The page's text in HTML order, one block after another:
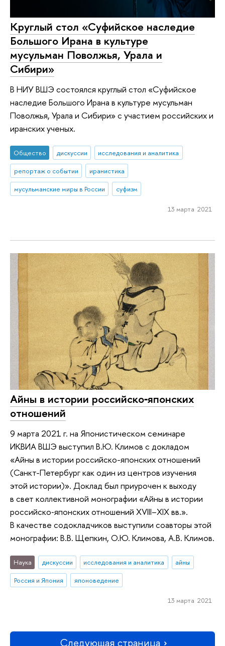
Круглый стол «Суфийское наследие
Большого Ирана в культуре
мусульман Поволжья, Урала и
Сибири»
В НИУ ВШЭ состоялся круглый стол «Суфийское
наследие Большого Ирана в культуре мусульман
Поволжья, Урала и Сибири» с участием российских и
иранских ученых.
Общество дискуссии
исследования и аналитика
репортаж о событии
иранистика
мусульманские миры в России
суфизм
13 марта 2021
Айны в истории российско‑японских
отношений
9 марта 2021 г. на Японистическом семинаре
ИКВИА ВШЭ выступил В.Ю. Климов с докладом
«Айны в истории российско-японских отношений
(Санкт-Петербург как один из центров изучения
этой истории)». Доклад был приурочен к выходу
в свет коллективной монографии «Айны в истории
российско‑японских отношений XVIII–XIX вв.».
В качестве содокладчиков выступили соавторы этой
монографии: В.В. Щепкин, О.Ю. Климова, А.В. Климов.
Наука дискуссии исследования и аналитика
айны
Россия и Япония
японоведение
13 марта 2021
Следующая страница